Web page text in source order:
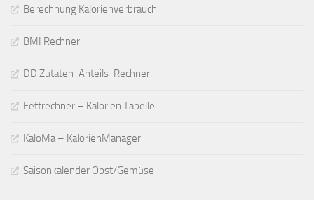
Berechnung Kalorienverbrauch
BMI Rechner
DD Zutaten-Anteils-Rechner
Fettrechner – Kalorien Tabelle
KaloMa – KalorienManager
Saisonkalender Obst/Gemüse